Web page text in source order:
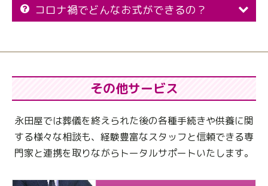
コロナ禍でどんなお式ができるの？
その他サービス
永田屋では葬儀を終えられた後の各種手続きや供養に関
する様々な相談も、 経験豊富なスタッフと信頼できる専
門家と連携を取りながらトータルサポートいたします。